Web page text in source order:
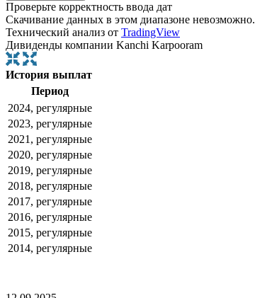
Проверьте корректность ввода дат
Скачивание данных в этом диапазоне невозможно.
Технический анализ от TradingView
Дивиденды компании Kanchi Karpooram
История выплат
Период
2024, регулярные
2023, регулярные
2021, регулярные
2020, регулярные
2019, регулярные
2018, регулярные
2017, регулярные
2016, регулярные
2015, регулярные
2014, регулярные